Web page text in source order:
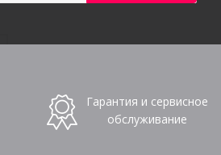
Гарантия и сервисное
обслуживание